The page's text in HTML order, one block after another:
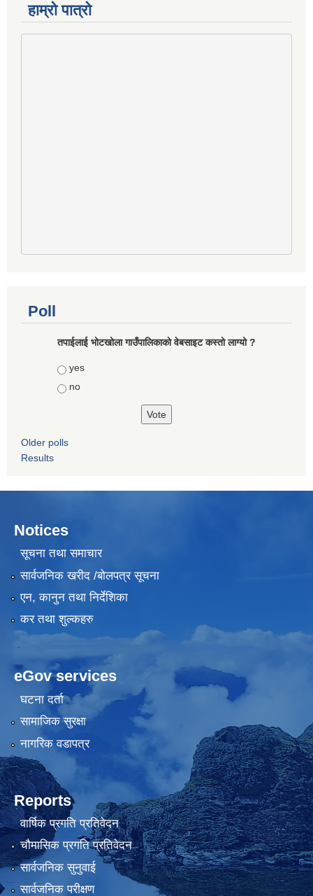
हाम्रो पात्रो
Poll
तपाईलाई भोटखोला गाउँपालिकाकाे वेबसाइट कस्तो लाग्यो ?
Choices
yes
no
Older polls
Results
Notices
सूचना तथा समाचार
सार्वजनिक खरीद /बोलपत्र सूचना
एन, कानुन तथा निर्देशिका
कर तथा शुल्कहरु
eGov services
घटना दर्ता
सामाजिक सुरक्षा
नागरिक वडापत्र
Reports
वार्षिक प्रगति प्रतिवेदन
चौमासिक प्रगति प्रतिवेदन
सार्वजनिक सुनुवाई
सार्वजनिक परीक्षण